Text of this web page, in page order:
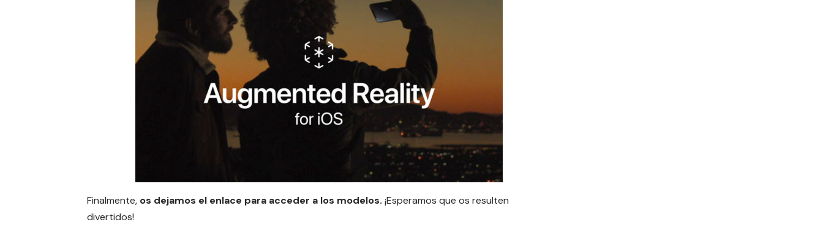
Finalmente, os dejamos el enlace para acceder a los modelos. ¡Esperamos que os resulten
divertidos!